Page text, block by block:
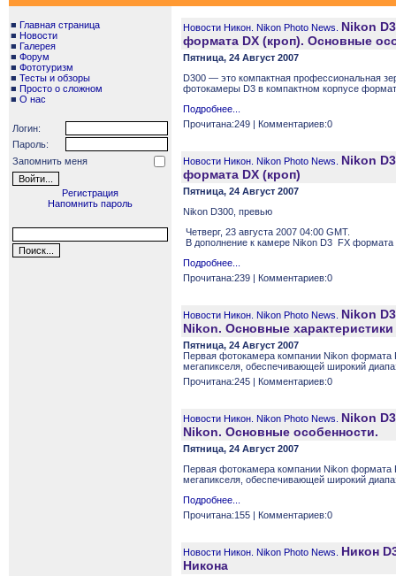
■ Главная страница
■ Новости
■ Галерея
■ Форум
■ Фототуризм
■ Тесты и обзоры
■ Просто о сложном
■ О нас
Логин:
Пароль:
Запомнить меня
Регистрация
Напомнить пароль
Новости Никон. Nikon Photo News.
Nikon
формата DX (кроп). Основные
Пятница, 24 Август 2007
D300 — это компактная профессиональная
фотокамеры D3 в компактном корпусе
Подробнее...
Прочитана:249 | Комментариев:0
Новости Никон. Nikon Photo News.
Nikon
формата DX (кроп)
Пятница, 24 Август 2007
Nikon D300, превью
Четверг, 23 августа 2007 04:00 GMT.
В дополнение к камере Nikon D3 FX
Подробнее...
Прочитана:239 | Комментариев:0
Новости Никон. Nikon Photo News.
Nikon
Nikon. Основные характеристики
Пятница, 24 Август 2007
Первая фотокамера компании Nikon
мегапикселя, обеспечивающей широкий
Прочитана:245 | Комментариев:0
Новости Никон. Nikon Photo News.
Nikon
Nikon. Основные особенности.
Пятница, 24 Август 2007
Первая фотокамера компании Nikon
мегапикселя, обеспечивающей широкий
Подробнее...
Прочитана:155 | Комментариев:0
Новости Никон. Nikon Photo News.
Никон
Никона